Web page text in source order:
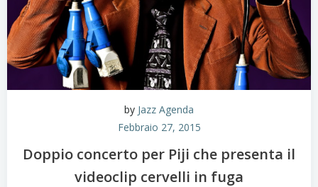
by Jazz Agenda
Febbraio 27, 2015
Doppio concerto per Piji che presenta il
videoclip cervelli in fuga